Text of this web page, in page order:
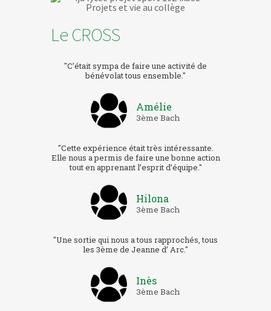
Le CROSS
"C’était sympa de faire une activité de
bénévolat tous ensemble."
Amélie
3ème Bach
"Cette expérience était très intéressante.
Elle nous a permis de faire une bonne action
tout en apprenant l’esprit d’équipe."
Hilona
3ème Bach
"Une sortie qui nous a tous rapprochés, tous
les 3ème de Jeanne d’ Arc."
Inès
3ème Bach